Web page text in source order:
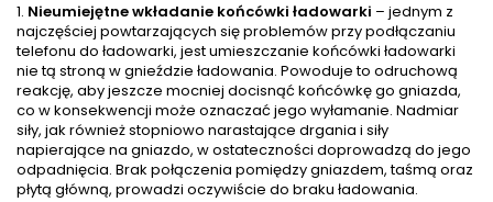
1. Nieumiejętne wkładanie końcówki ładowarki – jednym z
najczęściej powtarzających się problemów przy podłączaniu
telefonu do ładowarki, jest umieszczanie końcówki ładowarki
nie tą stroną w gnieździe ładowania. Powoduje to odruchową
reakcję, aby jeszcze mocniej docisnąć końcówkę go gniazda,
co w konsekwencji może oznaczać jego wyłamanie. Nadmiar
siły, jak również stopniowo narastające drgania i siły
napierające na gniazdo, w ostateczności doprowadzą do jego
odpadnięcia. Brak połączenia pomiędzy gniazdem, taśmą oraz
płytą główną, prowadzi oczywiście do braku ładowania.